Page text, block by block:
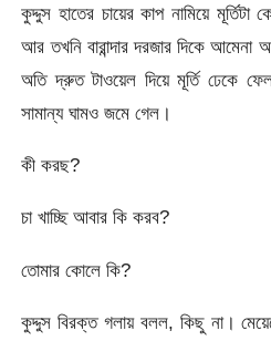
কুদ্দুস হাতের চায়ের কাপ নামিয়ে
আর তখনি বারান্দার দরজার দিকে
অতি দ্রুত টাওয়েল দিয়ে মূর্তি ঢেকে
সামান্য ঘামও জমে গেল।
কী করছ?
চা খাচ্ছি আবার কি করব?
তোমার কোলে কি?
কুদ্দুস বিরক্ত গলায় বলল, কিছু না।